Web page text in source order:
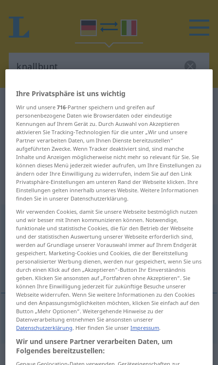
Deutsch-Italienisch Wörterbuch knallbunt
Deutsch-Italienisch Übersetzung
für "knallbunt"
"knallbunt" Italienisch Übersetzung
„knallbunt“: Adjektiv
knallbuntadj UMG
Übersicht aller Übersetzungen
(Für mehr Details die Übersetzung anklicken/antippen)
chiassoso, vistoso, sgargiante
chiassoso,vistoso,sgargiante knallbunt
Synonyme für "knallbunt"
Ihre Privatsphäre ist uns wichtig
Wir und unsere716-Partner speichern und greifen auf
personenbezogene Daten wie Browserdaten oder eindeutige
Kennungen auf Ihrem Gerät zu. Durch Auswahl von Akzeptieren
aktivieren Sie Tracking-Technologien für die unter „Wir und unsere
Partner verarbeiten Daten, um Ihnen Dienste bereitzustellen“
aufgeführten Zwecke. Wenn Tracker deaktiviert sind, sind manche
Inhalte und Anzeigen möglicherweise nicht mehr so relevant für Sie. Sie
können dieses Menü jederzeit wieder aufrufen, um Ihre Einstellungen zu
ändern oder Ihre Einwilligung zu widerrufen, indem Sie auf den Link
Privatsphäre-Einstellungen am unteren Rand der Webseite klicken. Ihre
Einstellungen gelten innerhalb unseres Website. Weitere Informationen
finden Sie in unserer Datenschutzerklärung.
Wir verwenden Cookies, damit Sie unsere Webseite bestmöglich nutzen
und wir besser mit Ihnen kommunizieren können. Notwendige,
funktionale und statistische Cookies, die für den Betrieb der Webseite
und der statistischen Auswertung unserer Webseite erforderlich sind,
werden auf Grundlage unserer Vorauswahl immer auf Ihrem Endgerät
gespeichert. Marketing-Cookies und Cookies, die der Bereitstellung
personalisierter Werbung dienen, werden nur gespeichert, wenn Sie uns
durch einen Klick auf den „Akzeptieren“-Button Ihr Einverständnis
geben. Klicken Sie ansonsten auf „Fortfahren ohne Akzeptieren“. Sie
können Ihre Einwilligung jederzeit für zukünftige Besuche unserer
Webseite widerrufen. Wenn Sie weitere Informationen zu den Cookies
und den Anpassungsmöglichkeiten möchten, klicken Sie einfach auf den
Button „Mehr Optionen“. Weitergehende Hinweise zu der
Datenverarbeitung entnehmen Sie ansonsten unserer
Datenschutzerklärung. Hier finden Sie unserImpressum.
Wir und unsere Partner verarbeiten Daten, um
Folgendes bereitzustellen: